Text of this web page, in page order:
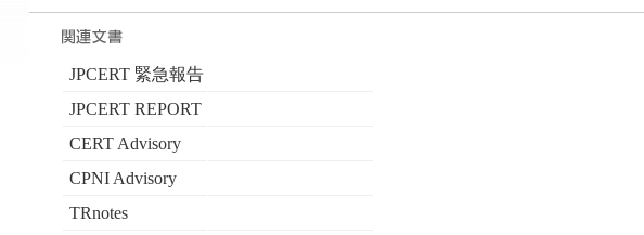
JPCERT 緊急報告
JPCERT REPORT
CERT Advisory
CPNI Advisory
TRnotes